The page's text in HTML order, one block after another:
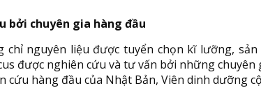
bởi chuyên gia hàng đầu
chỉ nguyên liệu được tuyển chọn kĩ lưỡng, sản
được nghiên cứu và tư vấn bởi những chuyên
cứu hàng đầu của Nhật Bản, Viên dinh dưỡng